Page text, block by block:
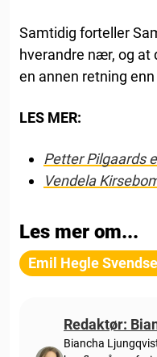
Samtidig forteller
hverandre nær, og at
en annen retning
LES MER:
Petter Pilgaards
Vendela
Les mer om...
Emil Hegle
Redaktør:
Biancha